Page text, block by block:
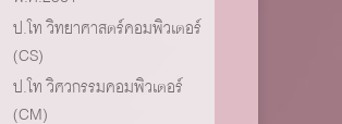
ป.โท วิทยาศาสตร์คอมพิวเตอร์
(CS)
ป.โท วิศวกรรมคอมพิวเตอร์
(CM)